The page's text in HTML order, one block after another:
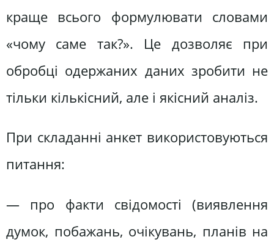
краще всього формулювати словами
«чому саме так?». Це дозволяє при
обробці одержаних даних зробити не
тільки кількісний, але і якісний аналіз.
При складанні анкет використовуються
питання:
— про факти свідомості (виявлення
думок, побажань, очікувань, планів на